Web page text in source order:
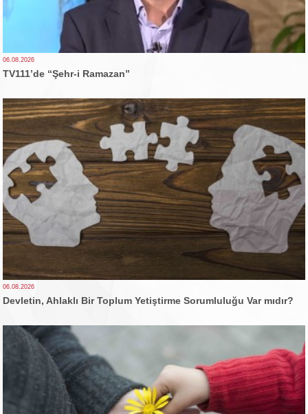
06.08.2026
TV111’de “Şehr-i Ramazan”
06.08.2026
Devletin, Ahlaklı Bir Toplum Yetiştirme Sorumluluğu Var mıdır?